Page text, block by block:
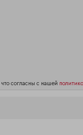
согласны с нашей